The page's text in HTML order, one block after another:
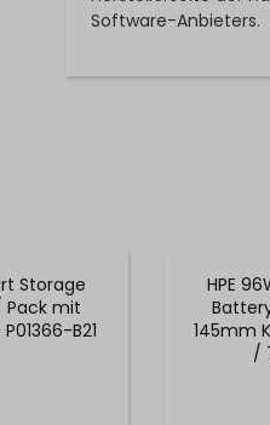
Software-Anbieters.
Storage
Pack mit
B21
HPE
145mm
/